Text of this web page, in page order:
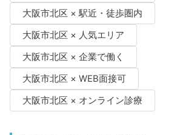
大阪市北区 × 駅近・徒歩圏内
大阪市北区 × 人気エリア
大阪市北区 × 企業で働く
大阪市北区 × WEB面接可
大阪市北区 × オンライン診療